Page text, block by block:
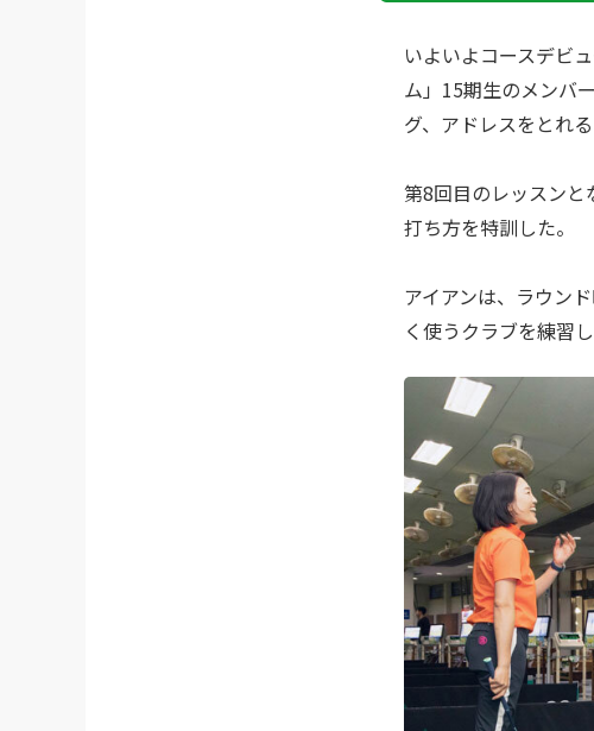
いよいよコースデビ
ム」15期生のメンバ
グ、アドレスをとれ
第8回目のレッスン
打ち方を​特訓した。
アイアンは、 ラウン
く使うクラブを練習